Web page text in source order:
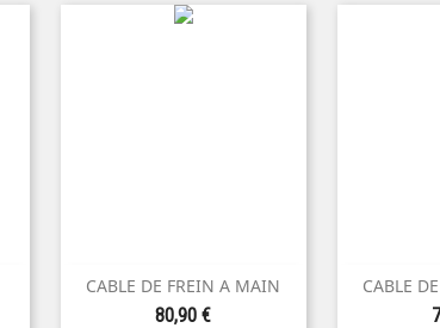
CABLE DE FREIN A MAIN
Prix
80,90 €
Aperçu rapide
CABLE
